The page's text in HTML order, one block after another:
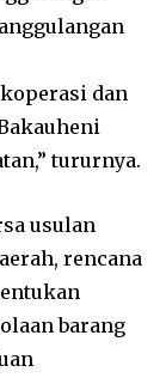
dan
tururnya.
usulan
rencana
barang